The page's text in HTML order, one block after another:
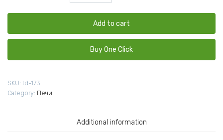
бани
Везувий
Русичъ
Add to cart
Buy One Click
SKU: td-173
Category: Печи
Additional information